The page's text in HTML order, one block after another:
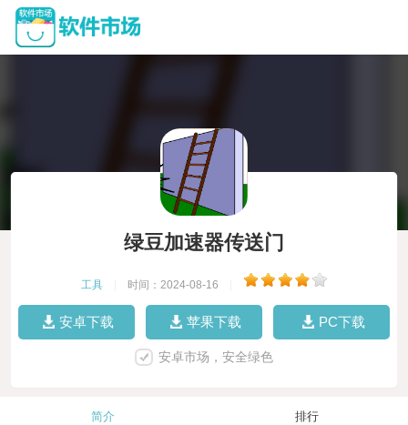
绿豆加速器传送门
工具 时间：2024-08-16
安卓下载 苹果下载 PC下载
安卓市场，安全绿色
简介 排行